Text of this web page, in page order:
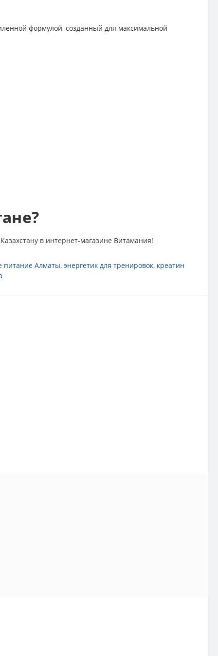
формулой, созданный для максимальной
в интернет-магазине Витамания!
питание Алматы, энергетик для тренировок, креатин